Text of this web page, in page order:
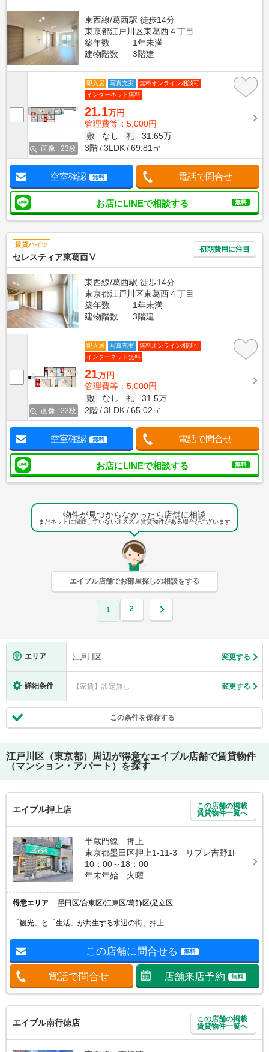
東西線/葛西駅 徒歩14分
東京都江戸川区東葛西４丁目
築年数
1年未満
建物階数
3階建
画像 : 23枚
即入居 写真充実
無料オンライン相談可
インターネット無料
21.1万円
管理費等：5,000円
敷
なし 礼
31.65万
3階
3LDK 69.81㎡
空室確認 無料 電話で問合せ
お店にLINEで相談する 無料
賃貸ハイツ
セレスティア東葛西Ⅴ
初期費用に注目
東西線/葛西駅 徒歩14分
東京都江戸川区東葛西４丁目
築年数
1年未満
建物階数
3階建
画像 : 23枚
即入居 写真充実
無料オンライン相談可
インターネット無料
21万円
管理費等：5,000円
敷
なし 礼
31.5万
2階
3LDK 65.02㎡
空室確認 無料 電話で問合せ
お店にLINEで相談する 無料
物件が見つからなかったら店舗に相談
まだネットに掲載していないオススメ賃貸物件がある場合がございます
エイブル店舗でお部屋探しの相談をする
1 2
エリア 江戸川区 変更する
詳細条件 【家賃】設定無し 変更する
この条件を保存する
江戸川区（東京都）
周辺が得意なエイブル店舗で賃貸物件
（マンション・アパート）を探す
エイブル押上店
この店舗の掲載
賃貸物件一覧へ
半蔵門線 押上
東京都墨田区押上1-11-3 リブレ吉野1F
10：00～18：00
年末年始 火曜
得意エリア 墨田区/台東区/江東区/葛飾区/足立区
「観光」と「生活」が共生する水辺の街、押上
この店舗に問合せる 無料
電話で問合せ 店舗来店予約 無料
エイブル南行徳店
この店舗の掲載
賃貸物件一覧へ